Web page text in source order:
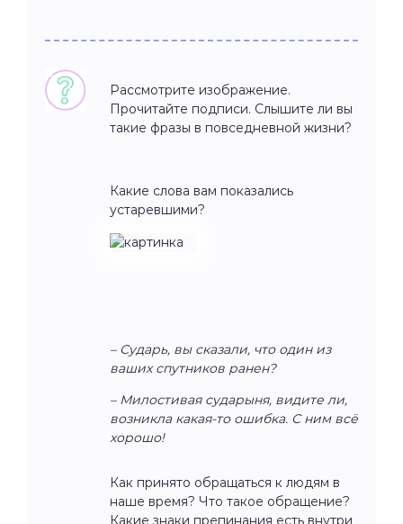
Рассмотрите изображение.
Прочитайте подписи. Слышите ли вы
такие фразы в повседневной жизни?
Какие слова вам показались
устаревшими?
– Сударь, вы сказали, что один из
ваших спутников ранен?
– Милостивая сударыня, видите ли,
возникла какая-то ошибка. С ним всё
хорошо!
Как принято обращаться к людям в
наше время? Что такое обращение?
Какие знаки препинания есть внутри